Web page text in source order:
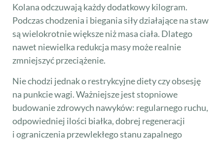
Kolana odczuwają każdy dodatkowy kilogram.
Podczas chodzenia i biegania siły działające na staw
są wielokrotnie większe niż masa ciała. Dlatego
nawet niewielka redukcja masy może realnie
zmniejszyć przeciążenie.
Nie chodzi jednak o restrykcyjne diety czy obsesję
na punkcie wagi. Ważniejsze jest stopniowe
budowanie zdrowych nawyków: regularnego ruchu,
odpowiedniej ilości białka, dobrej regeneracji
i ograniczenia przewlekłego stanu zapalnego